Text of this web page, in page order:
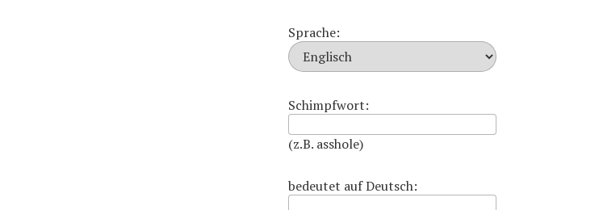
Sprache:
Schimpfwort:
(z.B. asshole)
bedeutet auf Deutsch: